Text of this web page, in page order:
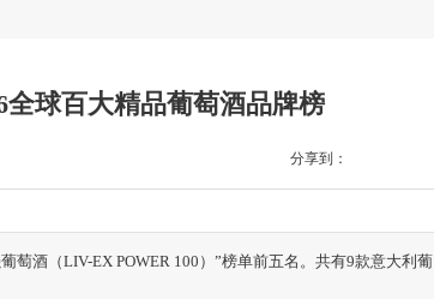
球百大精品葡萄酒品牌榜
分享到：
萄酒（LIV-EX POWER 100）”榜单前五名。共有9款意大利葡